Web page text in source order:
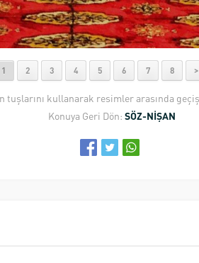
1 2 3 4 5 6 7 8 >
tuşlarını kullanarak resimler arasında
Konuya Geri Dön: SÖZ-NİŞAN